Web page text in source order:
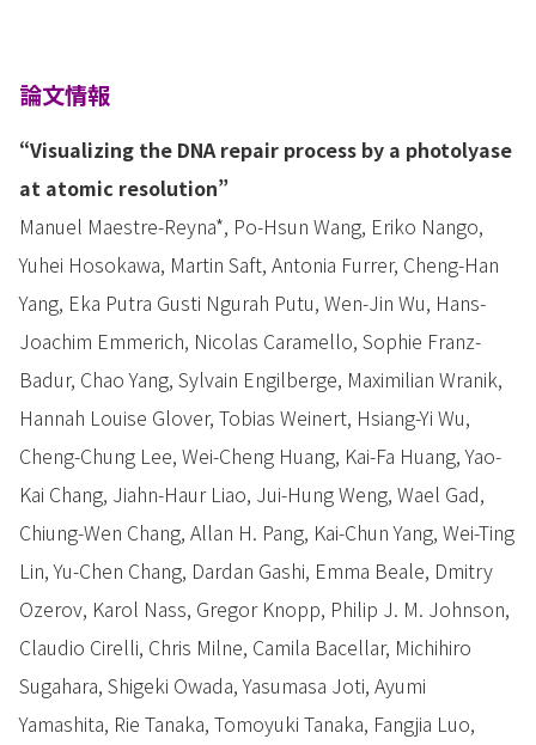
論文情報
“Visualizing the DNA repair process by a photolyase
at atomic resolution”
Manuel Maestre-Reyna*, Po-Hsun Wang, Eriko Nango,
Yuhei Hosokawa, Martin Saft, Antonia Furrer, Cheng-Han
Yang, Eka Putra Gusti Ngurah Putu, Wen-Jin Wu, Hans-
Joachim Emmerich, Nicolas Caramello, Sophie Franz-
Badur, Chao Yang, Sylvain Engilberge, Maximilian Wranik,
Hannah Louise Glover, Tobias Weinert, Hsiang-Yi Wu,
Cheng-Chung Lee, Wei-Cheng Huang, Kai-Fa Huang, Yao-
Kai Chang, Jiahn-Haur Liao, Jui-Hung Weng, Wael Gad,
Chiung-Wen Chang, Allan H. Pang, Kai-Chun Yang, Wei-Ting
Lin, Yu-Chen Chang, Dardan Gashi, Emma Beale, Dmitry
Ozerov, Karol Nass, Gregor Knopp, Philip J. M. Johnson,
Claudio Cirelli, Chris Milne, Camila Bacellar, Michihiro
Sugahara, Shigeki Owada, Yasumasa Joti, Ayumi
Yamashita, Rie Tanaka, Tomoyuki Tanaka, Fangjia Luo,